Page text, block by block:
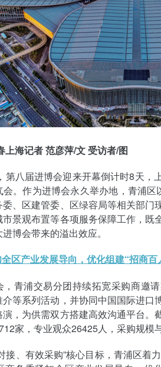
上海记者 范彦萍/文 受访者/图
第八届进博会迎来开幕倒计时8天，
。作为进博会永久举办地，青浦区
、区建管委、区绿容局等相关部门
景观布置等各项服务保障工作，既
博会带来的溢出效应。
区产业发展导向，优化组建“招商百
，青浦交易分团持续拓宽采购商邀
等系列活动，并协同中国国际进口
，为供需双方搭建高效沟通平台。
家，专业观众26425人，采购规模
接、有效采购”核心目标，青浦区着